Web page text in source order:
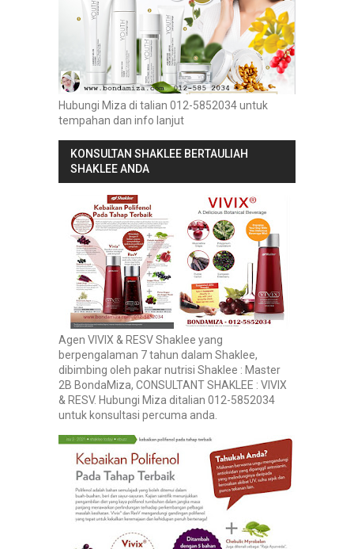
Hubungi Miza di talian 012-5852034 untuk
tempahan dan info lanjut
KONSULTAN SHAKLEE BERTAULIAH
SHAKLEE ANDA
Agen VIVIX & RESV Shaklee yang
berpengalaman 7 tahun dalam Shaklee,
dibimbing oleh pakar nutrisi Shaklee : Master
2B BondaMiza, CONSULTANT SHAKLEE : VIVIX
& RESV. Hubungi Miza ditalian 012-5852034
untuk konsultasi percuma anda.